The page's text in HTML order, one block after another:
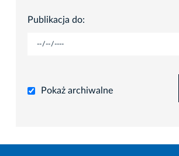
Publikacja do:
Pokaż archiwalne